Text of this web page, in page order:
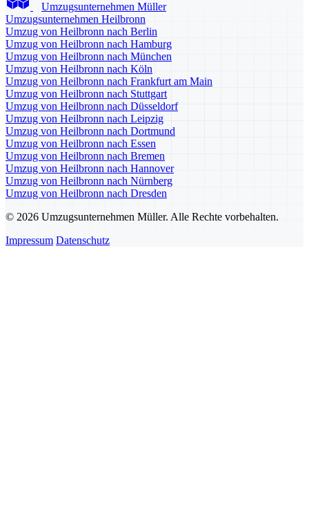
Umzugsunternehmen Müller
Umzugsunternehmen Heilbronn
Umzug von Heilbronn nach Berlin
Umzug von Heilbronn nach Hamburg
Umzug von Heilbronn nach München
Umzug von Heilbronn nach Köln
Umzug von Heilbronn nach Frankfurt am Main
Umzug von Heilbronn nach Stuttgart
Umzug von Heilbronn nach Düsseldorf
Umzug von Heilbronn nach Leipzig
Umzug von Heilbronn nach Dortmund
Umzug von Heilbronn nach Essen
Umzug von Heilbronn nach Bremen
Umzug von Heilbronn nach Hannover
Umzug von Heilbronn nach Nürnberg
Umzug von Heilbronn nach Dresden
© 2026 Umzugsunternehmen Müller. Alle Rechte vorbehalten.
Impressum Datenschutz